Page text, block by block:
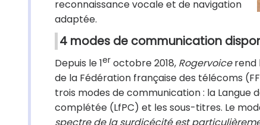
reconnaissance vocale et de navigation
adaptée.
4 modes de communication
Depuis le 1er octobre 2018, Rogervoicerend
de la Fédération française des télécoms
trois modes de communication : la Langue
complétée (LfPC) et les sous-titres. Le